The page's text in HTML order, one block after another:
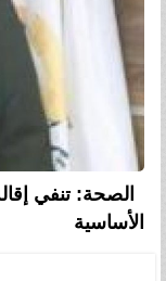
الصحة: تنفي
الأساسية